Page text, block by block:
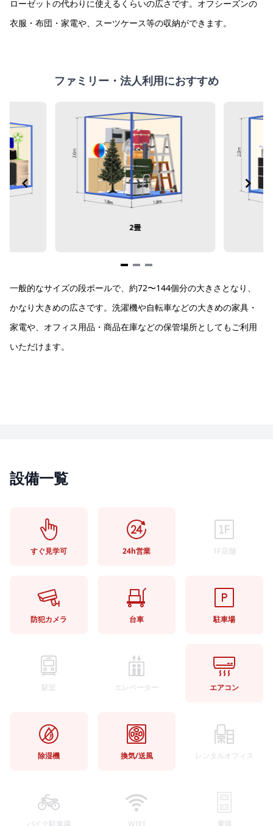
ローゼットの代わりに使えるくらいの広さです。オフシーズンの
衣服・布団・家電や、スーツケース等の収納ができます。
ファミリー・法人利用におすすめ
2畳
1
of
一般的なサイズの段ボールで、約72〜144個分の大きさとなり、
かなり大きめの広さです。洗濯機や自転車などの大きめの家具・
家電や、オフィス用品・商品在庫などの保管場所としてもご利用
いただけます。
設備一覧
すぐ見学可 24h営業 1F店舗
防犯カメラ 台車 駐車場
駅近 エレベーター エアコン
除湿機 換気/送風 レンタルオフィス
バイク駐車場 WIFI 電源